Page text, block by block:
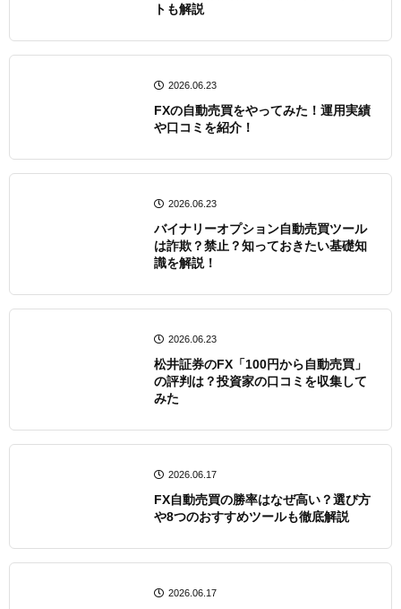
トも解説
2026.06.23
FXの自動売買をやってみた！運用実績
や口コミを紹介！
2026.06.23
バイナリーオプション自動売買ツール
は詐欺？禁止？知っておきたい基礎知
識を解説！
2026.06.23
松井証券のFX「100円から自動売買」
の評判は？投資家の口コミを収集して
みた
2026.06.17
FX自動売買の勝率はなぜ高い？選び方
や8つのおすすめツールも徹底解説
2026.06.17